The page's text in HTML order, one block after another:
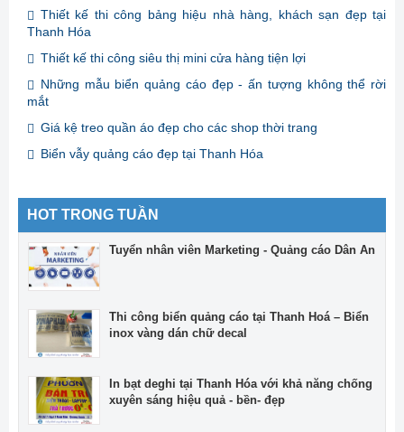
Thiết kế thi công bảng hiệu nhà hàng, khách sạn đẹp tại
Thanh Hóa
Thiết kế thi công siêu thị mini cửa hàng tiện lợi
Những mẫu biển quảng cáo đẹp - ấn tượng không thể rời
mắt
Giá kệ treo quần áo đẹp cho các shop thời trang
Biển vẫy quảng cáo đẹp tại Thanh Hóa
HOT TRONG TUẦN
Tuyển nhân viên Marketing - Quảng cáo Dân An
Thi công biển quảng cáo tại Thanh Hoá – Biển
inox vàng dán chữ decal
In bạt deghi tại Thanh Hóa với khả năng chống
xuyên sáng hiệu quả - bền- đẹp